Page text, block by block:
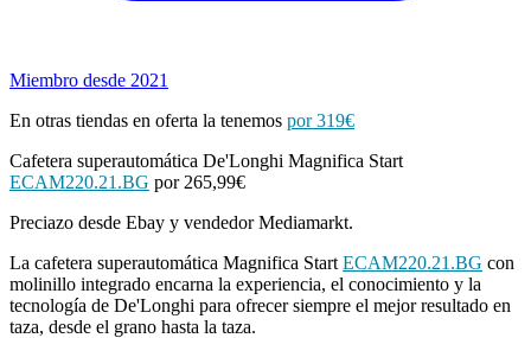
Miembro desde 2021
En otras tiendas en oferta la tenemos por 319€
Cafetera superautomática De'Longhi Magnifica Start
ECAM220.21.BG por 265,99€
Preciazo desde Ebay y vendedor Mediamarkt.
La cafetera superautomática Magnifica Start ECAM220.21.BG con
molinillo integrado encarna la experiencia, el conocimiento y la
tecnología de De'Longhi para ofrecer siempre el mejor resultado en
taza, desde el grano hasta la taza.